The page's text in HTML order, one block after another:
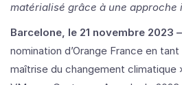
matérialisé grâce à une approche
Barcelone, le 21 novembre 2023 –
nomination d’Orange France en
maîtrise du changement climatique